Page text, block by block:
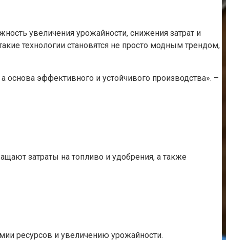
увеличения урожайности, снижения затрат и
технологии становятся не просто модным трендом,
эффективного и устойчивого производства». –
затраты на топливо и удобрения, а также
ресурсов и увеличению урожайности.